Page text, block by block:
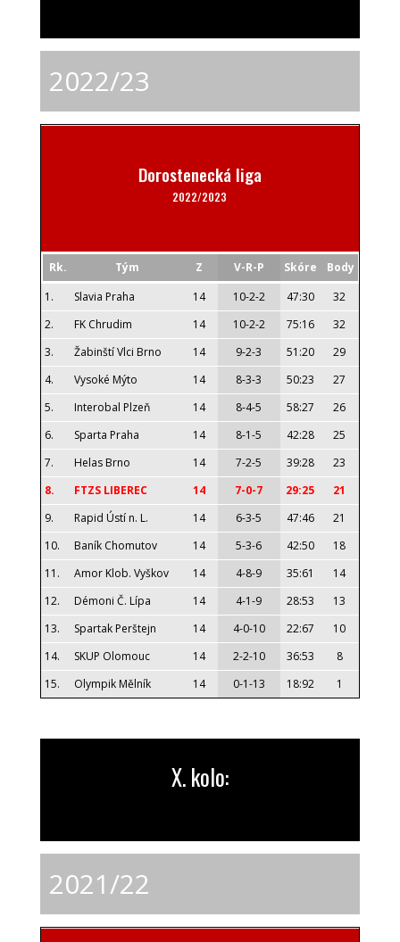
2022/23
Dorostenecká liga
2022/2023
Rk. Tým Z V-R-P Skóre
Body
1.
Slavia Praha 14 10-2-2 47:30
32
2.
FK Chrudim 14 10-2-2 75:16
32
3.
Žabinští Vlci Brno 14 9-2-3 51:20
29
4.
Vysoké Mýto 14 8-3-3 50:23
27
5.
Interobal Plzeň 14 8-4-5 58:27
26
6.
Sparta Praha 14 8-1-5 42:28
25
7.
Helas Brno 14 7-2-5 39:28
23
8.
FTZS LIBEREC 14 7-0-7 29:25
21
9.
Rapid Ústí n. L. 14 6-3-5 47:46
21
10.
Baník Chomutov 14 5-3-6 42:50
18
11.
Amor Klob. Vyškov 14 4-8-9 35:61
14
12.
Démoni Č. Lípa 14 4-1-9 28:53
13
13.
Spartak Perštejn 14 4-0-10 22:67
10
14.
SKUP Olomouc 14 2-2-10 36:53
8
15.
Olympik Mělník 14 0-1-13 18:92 1
X. kolo:
2021/22